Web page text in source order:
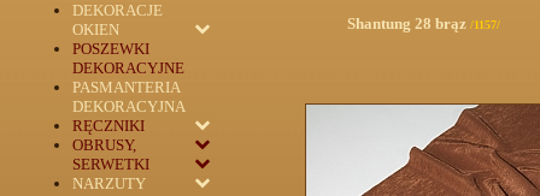
DEKORACJE
OKIEN
POSZEWKI
DEKORACYJNE
PASMANTERIA
DEKORACYJNA
RĘCZNIKI
OBRUSY,
SERWETKI
NARZUTY
Shantung 28 brąz /1157/